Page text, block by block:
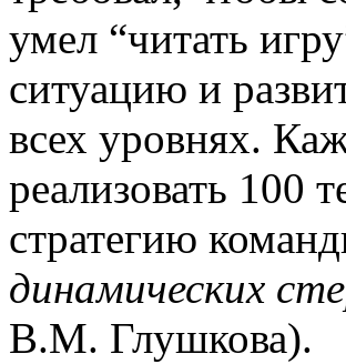
умел “читать
ситуацию и
всех уровнях.
реализовать 100
стратегию
динамических
В.М. Глушкова).